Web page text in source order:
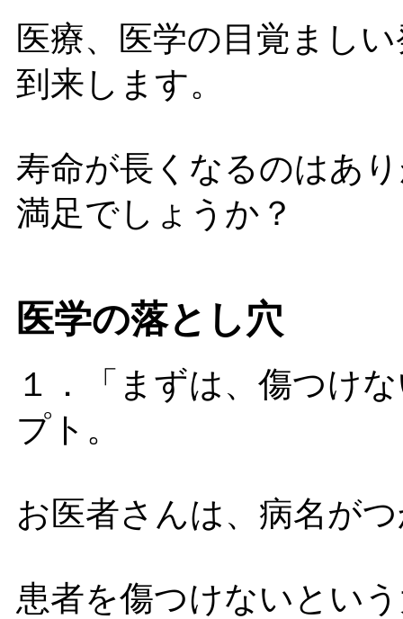
医療、医学の目覚まし
到来します。
寿命が長くなるのはあ
満足でしょうか？
医学の落とし穴
１．「まずは、傷つけ
プト。
お医者さんは、病名が
患者を傷つけないとい